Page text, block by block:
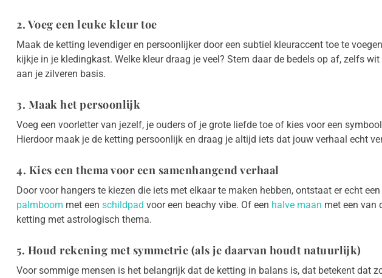
2. Voeg een leuke kleur toe
Maak de ketting levendiger en persoonlijker door een subtiel kleuraccent toe te
kijkje in je kledingkast. Welke kleur draag je veel? Stem daar de bedels op af, zelfs
aan je zilveren basis.
3. Maak het persoonlijk
Voeg een voorletter van jezelf, je ouders of je grote liefde toe of kies voor een
Hierdoor maak je de ketting persoonlijk en draag je altijd iets dat jouw verhaal echt
4. Kies een thema voor een samenhangend verhaal
Door voor hangers te kiezen die iets met elkaar te maken hebben, ontstaat er echt
palmboom met een schildpad voor een beachy vibe. Of een halve maan met een van
ketting met astrologisch thema.
5. Houd rekening met symmetrie (als je daarvan houdt natuurlijk)
Voor sommige mensen is het belangrijk dat de ketting in balans is, dat betekent dat